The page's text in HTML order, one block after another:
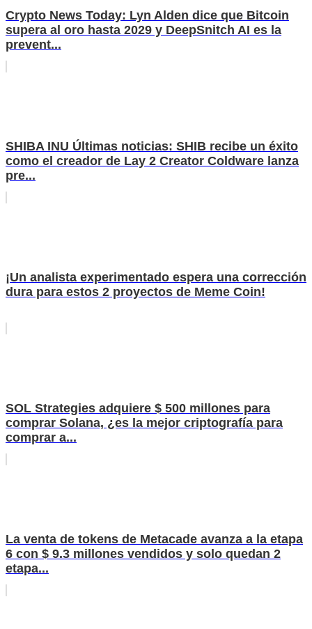
Crypto News Today: Lyn Alden dice que Bitcoin
supera al oro hasta 2029 y DeepSnitch AI es la
prevent...
SHIBA INU Últimas noticias: SHIB recibe un éxito
como el creador de Lay 2 Creator Coldware lanza
pre...
¡Un analista experimentado espera una corrección
dura para estos 2 proyectos de Meme Coin!
SOL Strategies adquiere $ 500 millones para
comprar Solana, ¿es la mejor criptografía para
comprar a...
La venta de tokens de Metacade avanza a la etapa
6 con $ 9.3 millones vendidos y solo quedan 2
etapa...